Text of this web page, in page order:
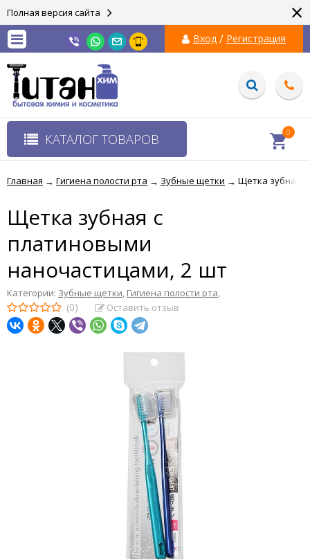
Полная версия сайта ×
Вход / Регистрация
КАТАЛОГ ТОВАРОВ 0
Главная → Гигиена полости рта → Зубные щетки → Щетка зубная
Щетка зубная с
платиновыми
наночастицами, 2 шт
Категории: Зубные щетки, Гигиена полости рта,
(0) Оставить отзыв